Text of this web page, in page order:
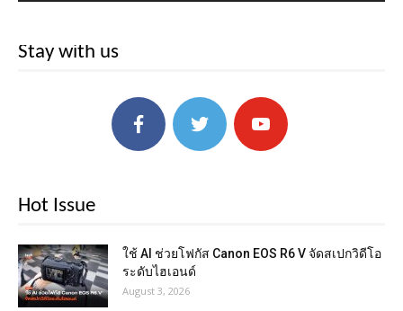
Stay with us
Hot Issue
ใช้ AI ช่วยโฟกัส Canon EOS R6 V จัดสเปกวิดีโอ
ระดับไฮเอนด์
August 3, 2026